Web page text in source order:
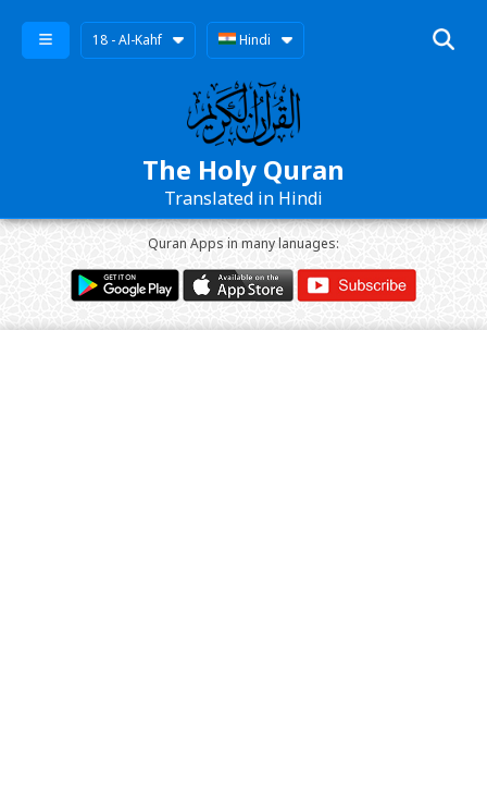
18 - Al-Kahf Hindi
The Holy Quran
Translated in Hindi
Quran Apps in many lanuages: